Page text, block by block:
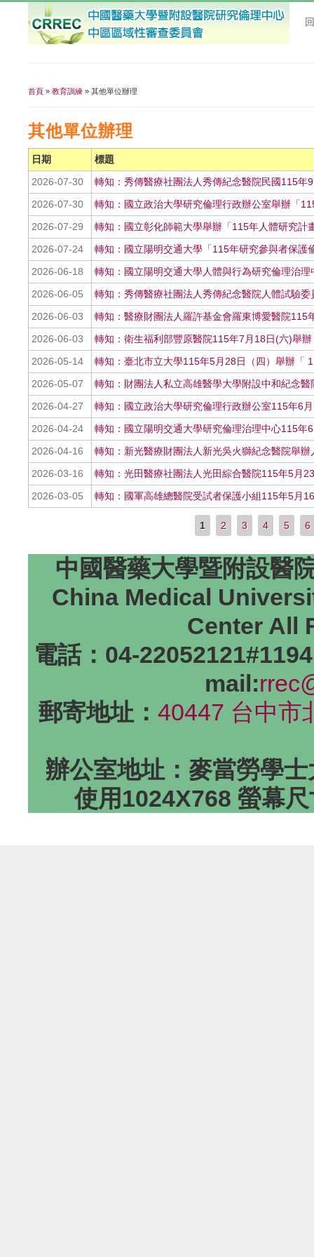
首頁 » 教育訓練 » 其他單位辦理
其他單位辦理
日期
標題
2026-07-30
轉知：秀傳醫療社團法人秀傳紀念醫院民國115
2026-07-30
轉知：國立政治大學研究倫理行政辦公室舉辦「
2026-07-29
轉知：國立彰化師範大學舉辦「115年人體研究
2026-07-24
轉知：國立陽明交通大學「115年研究參與者保護
2026-06-18
轉知：國立陽明交通大學人體與行為研究倫理治
2026-06-05
轉知：秀傳醫療社團法人秀傳紀念醫院人體試驗
2026-06-03
轉知：醫療財團法人羅許基金會羅東博愛醫院
2026-06-03
轉知：衛生福利部豐原醫院115年7月18日(六)舉
2026-05-14
轉知：臺北市立大學115年5月28日（四）舉辦「
2026-05-07
轉知：財團法人私立高雄醫學大學附設中和紀念
2026-04-27
轉知：國立政治大學研究倫理行政辦公室115年6
2026-04-24
轉知：國立陽明交通大學研究倫理治理中心115
2026-04-16
轉知：新光醫療財團法人新光吳火獅紀念醫院舉
2026-03-16
轉知：光田醫療社團法人光田綜合醫院115年5月
2026-03-05
轉知：國軍高雄總醫院受試者保護小組115年5月
1 2 3 4 5 6
中國醫藥大學暨附設醫
China Medical
Center All
電話：04-
mail:
郵寄地址：40447 台中市
辦公室地址：麥當勞學
使用1024X768 螢幕